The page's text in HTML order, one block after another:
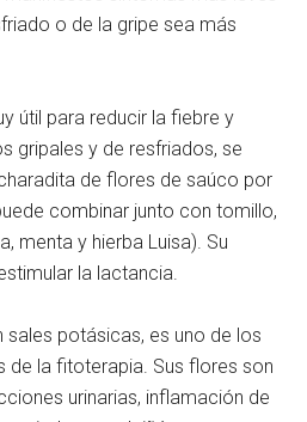
o de la gripe sea más
útil para reducir la fiebre y
gripales y de resfriados, se
de flores de saúco por
combinar junto con tomillo,
menta y hierba Luisa). Su
la lactancia.
potásicas, es uno de los
de la fitoterapia. Sus flores son
urinarias, inflamación de